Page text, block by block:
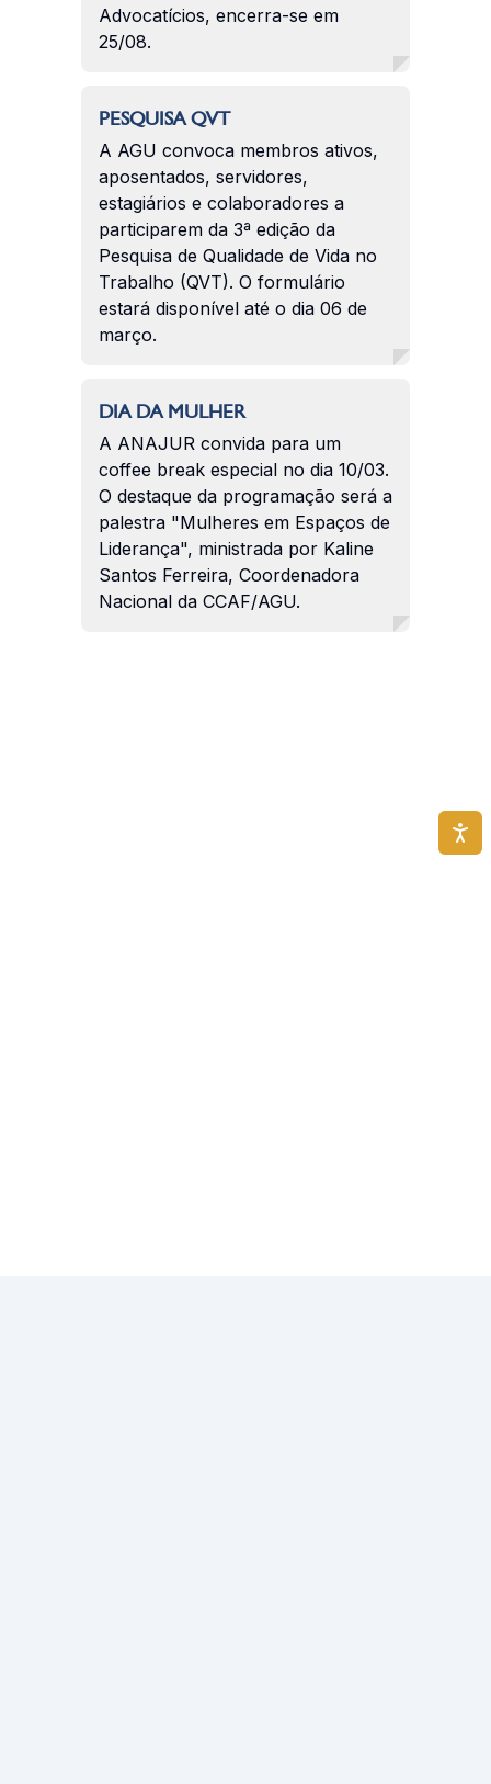
Advocatícios, encerra-se em
25/08.
PESQUISA QVT
A AGU convoca membros ativos,
aposentados, servidores,
estagiários e colaboradores a
participarem da 3ª edição da
Pesquisa de Qualidade de Vida no
Trabalho (QVT). O formulário
estará disponível até o dia 06 de
março.
DIA DA MULHER
A ANAJUR convida para um
coffee break especial no dia 10/03.
O destaque da programação será a
palestra "Mulheres em Espaços de
Liderança", ministrada por Kaline
Santos Ferreira, Coordenadora
Nacional da CCAF/AGU.